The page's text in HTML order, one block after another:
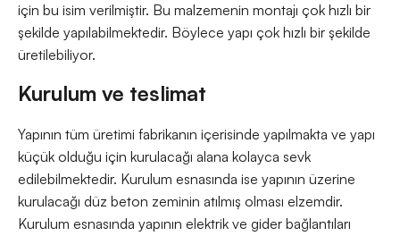
için bu isim verilmiştir. Bu malzemenin montajı çok hızlı bir
şekilde yapılabilmektedir. Böylece yapı çok hızlı bir şekilde
üretilebiliyor.
Kurulum ve teslimat
Yapının tüm üretimi fabrikanın içerisinde yapılmakta ve yapı
küçük olduğu için kurulacağı alana kolayca sevk
edilebilmektedir. Kurulum esnasında ise yapının üzerine
kurulacağı düz beton zeminin atılmış olması elzemdir.
Kurulum esnasında yapının elektrik ve gider bağlantıları